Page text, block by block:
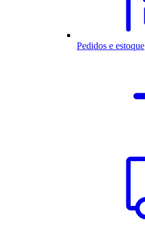
Pedidos e estoque